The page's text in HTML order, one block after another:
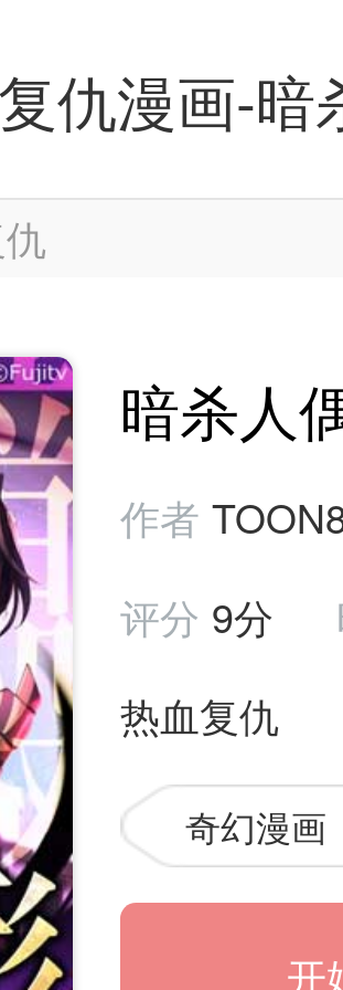
仇漫画-
暗杀人
作者
评分 9分
热血复仇
奇幻漫画
开